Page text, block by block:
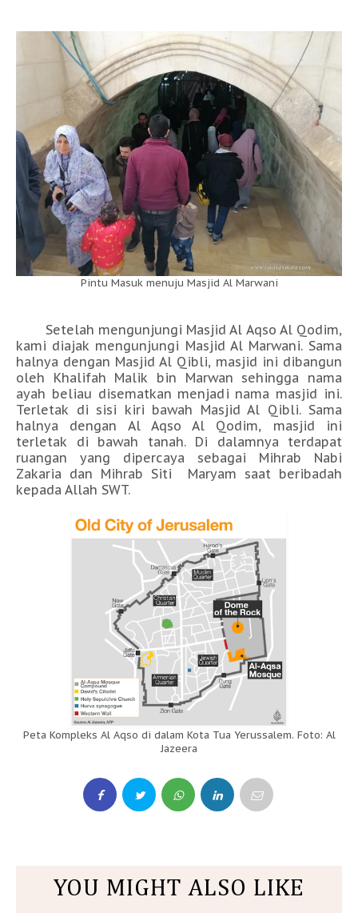
Pintu Masuk menuju Masjid Al Marwani
Setelah mengunjungi Masjid Al Aqso Al Qodim,
kami diajak mengunjungi Masjid Al Marwani. Sama
halnya dengan Masjid Al Qibli, masjid ini dibangun
oleh Khalifah Malik bin Marwan sehingga nama
ayah beliau disematkan menjadi nama masjid ini.
Terletak di sisi kiri bawah Masjid Al Qibli. Sama
halnya dengan Al Aqso Al Qodim, masjid ini
terletak di bawah tanah. Di dalamnya terdapat
ruangan yang dipercaya sebagai Mihrab Nabi
Zakaria dan Mihrab Siti Maryam saat beribadah
kepada Allah SWT.
Peta Kompleks Al Aqso di dalam Kota Tua Yerussalem. Foto: Al
Jazeera
YOU MIGHT ALSO LIKE